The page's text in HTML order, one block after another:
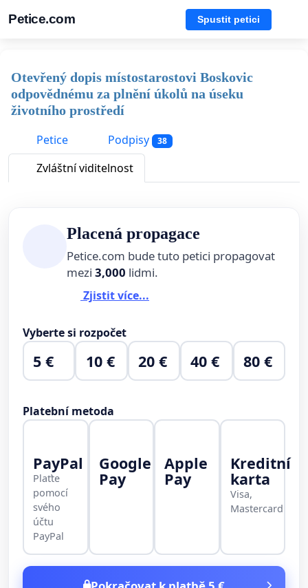
Petice.com Spustit petici
Otevřený dopis místostarostovi Boskovic
odpovědnému za plnění úkolů na úseku
životního prostředí
Petice
Podpisy 38
Zvláštní viditelnost
Placená propagace
Petice.com bude tuto petici propagovat
mezi 3,000 lidmi.
Zjistit více...
Vyberte si rozpočet
5 € 10 € 20 € 40 € 80 €
Platební metoda
PayPal
Plaťte
pomocí
svého
účtu
PayPal
Google
Pay
Apple
Pay
Kreditní
karta
Visa,
Mastercard